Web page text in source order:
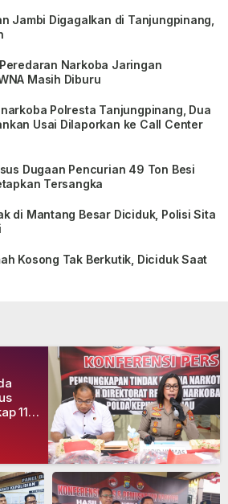
Jambi Digagalkan di Tanjungpinang,
Narkoba Jaringan
Masih Diburu
Polresta Tanjungpinang, Dua
Usai Dilaporkan ke Call Center
Dugaan Pencurian 49 Ton Besi
Tersangka
di Mantang Besar Diciduk, Polisi Sita
Kosong Tak Berkutik, Diciduk Saat
11